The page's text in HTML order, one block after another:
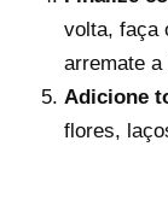
volta, faça
arremate a
Adicione
flores,